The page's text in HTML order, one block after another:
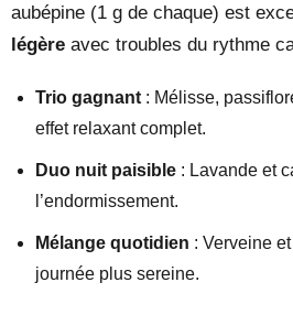
aubépine (1 g de chaque) est
légère avec troubles du rythme
Trio gagnant : Mélisse,
effet relaxant complet.
Duo nuit paisible : Lavande et
l’endormissement.
Mélange quotidien : Verveine
journée plus sereine.